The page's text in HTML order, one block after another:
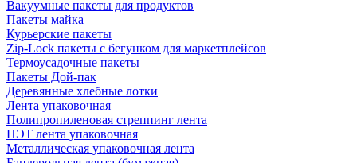
Вакуумные пакеты для продуктов
Пакеты майка
Курьерские пакеты
Zip-Lock пакеты с бегунком для маркетплейсов
Термоусадочные пакеты
Пакеты Дой-пак
Деревянные хлебные лотки
Лента упаковочная
Полипропиленовая стреппинг лента
ПЭТ лента упаковочная
Металлическая упаковочная лента